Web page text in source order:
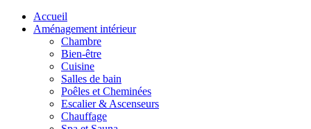
Accueil
Aménagement intérieur
Chambre
Bien-être
Cuisine
Salles de bain
Poêles et Cheminées
Escalier & Ascenseurs
Chauffage